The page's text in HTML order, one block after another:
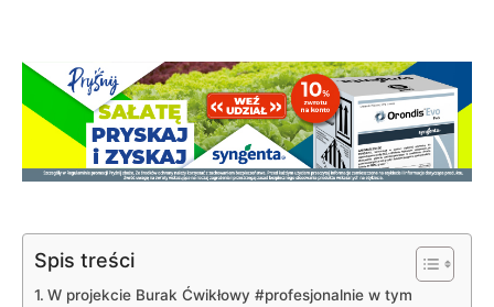
Spis treści
W projekcie Burak Ćwikłowy #profesjonalnie w tym